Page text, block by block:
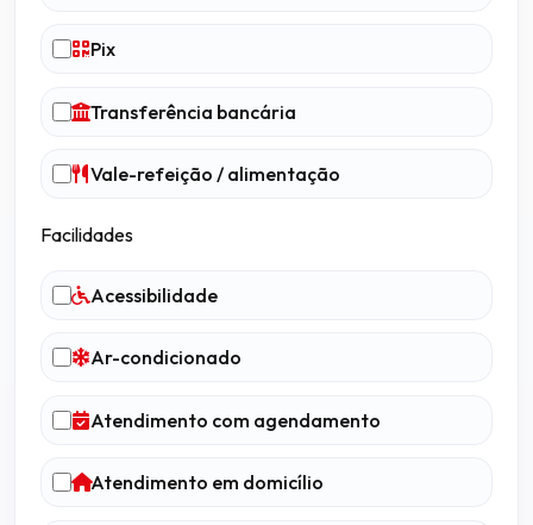
Pix
Transferência bancária
Vale-refeição / alimentação
Facilidades
Acessibilidade
Ar-condicionado
Atendimento com agendamento
Atendimento em domicílio